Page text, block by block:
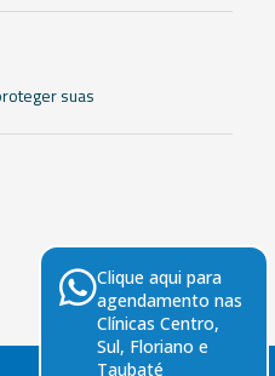
suas
Clique aqui para
agendamento nas
Clínicas Centro,
Sul, Floriano e
Taubaté